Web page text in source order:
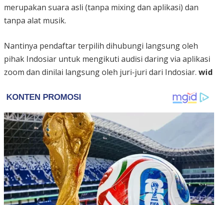
merupakan suara asli (tanpa mixing dan aplikasi) dan
tanpa alat musik.
Nantinya pendaftar terpilih dihubungi langsung oleh
pihak Indosiar untuk mengikuti audisi daring via aplikasi
zoom dan dinilai langsung oleh juri-juri dari Indosiar. wid